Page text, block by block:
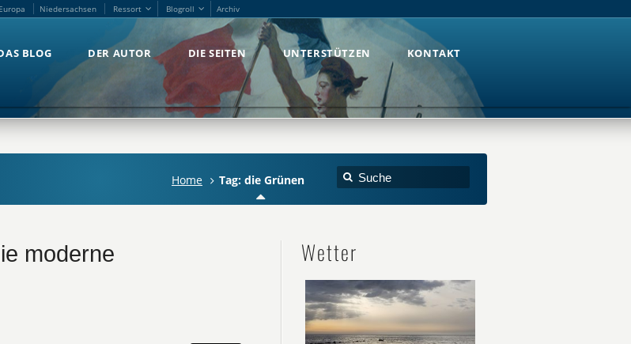
Europa Niedersachsen Ressort Blogroll Archiv
BLOG DER AUTOR DIE SEITEN UNTERSTÜTZEN KONTAKT
Home Tag: die Grünen
moderne
Wetter
Europa Niedersachsen Ressort Blogroll Archiv
BLOG DER AUTOR DIE SEITEN UNTERSTÜTZEN KONTAKT